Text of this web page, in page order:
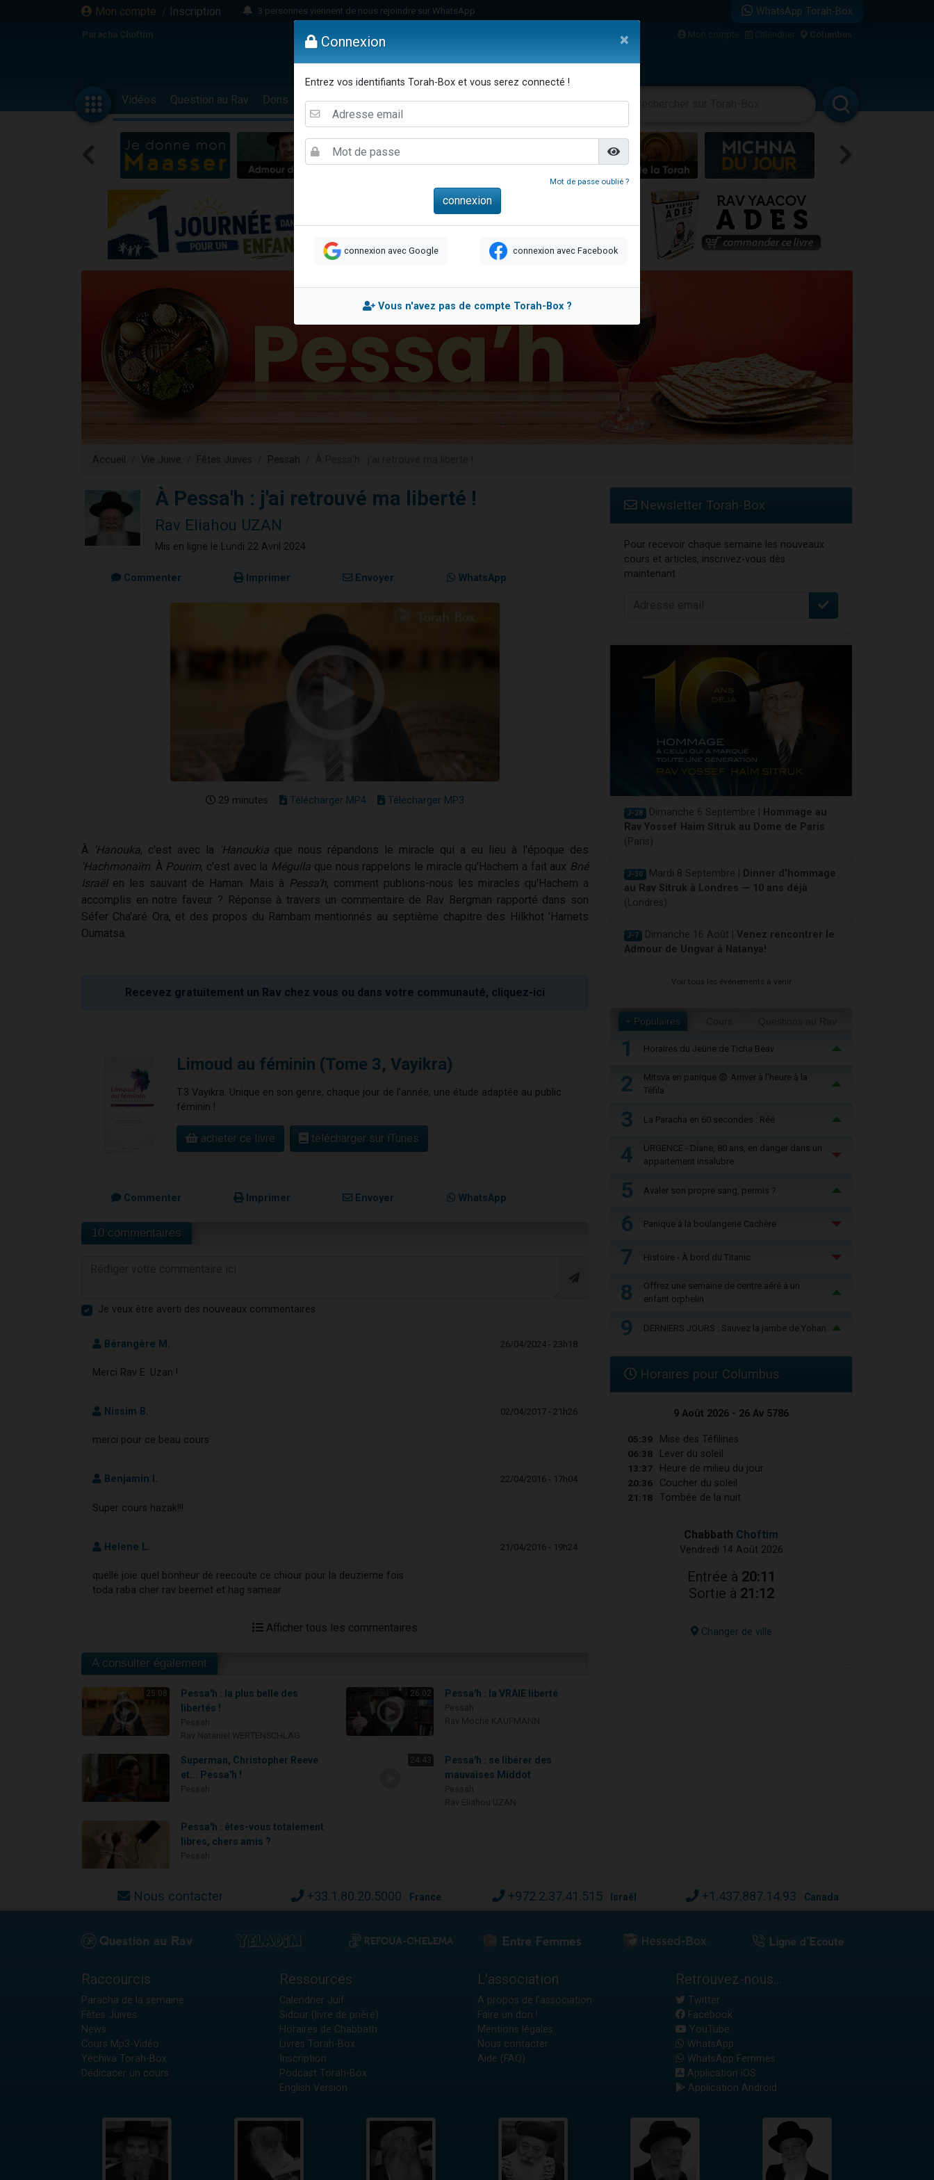
Mon compte / Inscription
3 personnes viennent de nous rejoindre sur WhatsApp
11 personnes viennent de demander une bénédiction
2 personnes viennent de nous rejoindre sur WhatsApp
29 personnes viennent de demander une bénédiction
Il reste 49 places pour étudier en groupe sur Zoom
2 personnes viennent de nous rejoindre sur WhatsApp
6 personnes viennent de nous rejoindre sur WhatsApp
4 personnes viennent de faire un don pour Reloger Rivka, 6 enfants, victime de violences...
2 personnes viennent de faire un don pour 1 Journée de Vacances Pour les Enfants
4 personnes viennent de nous rejoindre sur WhatsApp
17 personnes viennent de demander une bénédiction
Eva vient de donner son Maasser
4 personnes viennent de nous rejoindre sur WhatsApp
3 personnes viennent de nous rejoindre sur WhatsApp
3 personnes viennent de faire un don pour 5 jours de vacances aux Orphelins
WhatsApp Torah-Box
Paracha Choftim Mon compte Calendrier Columbus
Vidéos Question au Rav Dons Femmes Enfants Etude sur Texte Musique Paracha Divertissements
Accueil Vie Juive Fêtes Juives Pessah
À Pessa'h : j'ai retrouvé ma liberté !
Rav Eliahou UZAN
Mis en ligne le Lundi 22 Avril 2024
Commenter Imprimer Envoyer WhatsApp
29 minutes Télécharger MP4 Télécharger MP3
À 'Hanouka, c'est avec la 'Hanoukia que nous répandons le miracle qui a eu lieu à l'époque des
'Hachmonaïm. À Pourim, c'est avec la Méguila que nous rappelons le miracle qu'Hachem a fait aux Bné
Israëlen les sauvant de Haman. Mais à Pessa'h, comment publions-nous les miracles qu'Hachem a
accomplis en notre faveur ? Réponse à travers un commentaire de Rav Bergman rapporté dans son
Séfer Cha'aré Ora, et des propos du Rambam mentionnés au septième chapitre des Hilkhot 'Hamets
Oumatsa.
Recevez gratuitement un Rav chez vous ou dans votre communauté, cliquez-ici
Limoud au féminin (Tome 3, Vayikra)
T.3 Vayikra. Unique en son genre, chaque jour de l'année, une étude adaptée au public
féminin !
acheter ce livre télécharger sur iTunes
Commenter Imprimer Envoyer WhatsApp
10 commentaires
Je veux être averti des nouveaux commentaires
Bérangère M. 26/04/2024 - 23h18
Merci Rav E. Uzan !
Nissim B. 02/04/2017 - 21h26
merci pour ce beau cours
Benjamin I. 22/04/2016 - 17h04
Super cours hazak!!!
Helene L. 21/04/2016 - 19h24
quelle joie quel bonheur de reecoute ce chiour pour la deuzieme fois
toda raba cher rav beemet et hag samear
Afficher tous les commentaires
A consulter également
25:08
Pessa'h : la plus belle des
libertés !
26:02 Pessa'h : la VRAIE liberté
Superman, Christopher Reeve
et... Pessa'h !
24:43
Pessa'h : se libérer des
mauvaises Middot
Pessa'h : êtes-vous totalement
libres, chers amis ?
Newsletter Torah-Box
Pour recevoir chaque semaine les nouveaux
cours et articles, inscrivez-vous dès
maintenant :
J-28 Dimanche 6 Septembre |
Hommage au
Rav Yossef Haim Sitruk au Dome de Paris
(Paris)
J-30 Mardi 8 Septembre |
Dinner d'hommage
au Rav Sitruk à Londres — 10 ans déjà
(Londres)
J-7 Dimanche 16 Août | Venez rencontrer le
Admour de Ungvar à Natanya!
Voir tous les événements à venir
+ Populaires
1 Horaires du Jeûne de Ticha Béav
2
Mitsva en panique 😨 Arriver à l'heure à la
Téfila
3 La Paracha en 60 secondes : Réé
4
URGENCE - Diane, 80 ans, en danger dans un
appartement insalubre
5 Avaler son propre sang, permis ?
6 Panique à la boulangerie Cachère
7 Histoire - À bord du Titanic
8
Offrez une semaine de centre aéré à un
enfant orphelin
9 DERNIERS JOURS : Sauvez la jambe de Yohan
Horaires pour Columbus
9 Août 2026 - 26 Av 5786
05:39 Mise des Téfilines
06:38 Lever du soleil
13:37 Heure de milieu du jour
20:36 Coucher du soleil
21:18 Tombée de la nuit
Chabbath Choftim
Vendredi 14 Août 2026
Entrée à 20:11
Sortie à 21:12
Changer de ville
Nous contacter +33.1.80.20.5000 France +972.2.37.41.515 Israël +1.437.887.14.93 Canada
Raccourcis
Paracha de la semaine
Fêtes Juives
News
Cours Mp3-Vidéo
Yéchiva Torah-Box
Dédicacer un cours
Ressources
Calendrier Juif
Sidour (livre de prière)
Horaires de Chabbath
Livres Torah-Box
Inscription
Podcast Torah-Box
English Version
L'association
A propos de l'association
Faire un don !
Mentions légales
Nous contacter
Aide (FAQ)
Retrouvez-nous...
Twitter
Facebook
YouTube
WhatsApp
WhatsApp Femmes
Application iOS
Application Android
Connexion ×
Entrez vos identifiants Torah-Box et vous serez connecté !
Mot de passe oublié ?
connexion avec Google connexion avec Facebook
Vous n'avez pas de compte Torah-Box ?